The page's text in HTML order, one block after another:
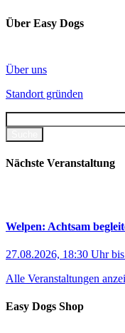
Über Easy Dogs
Über uns
Standort gründen
Nächste Veranstaltung
Welpen: Achtsam
27.08.2026, 18:30 Uhrbis
Alle Veranstaltungen
Easy Dogs Shop